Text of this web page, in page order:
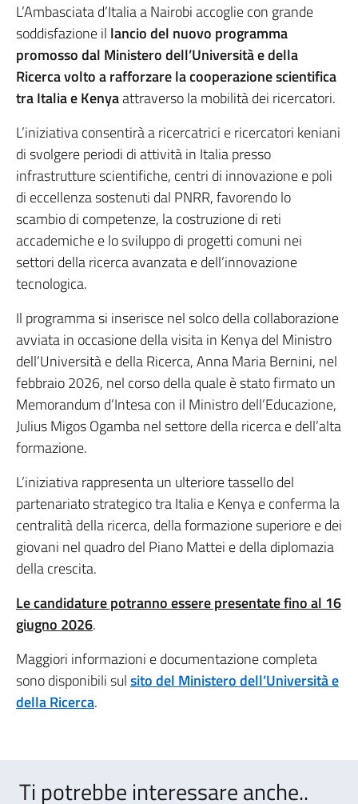
L’Ambasciata d’Italia a Nairobi accoglie con grande
soddisfazione il lancio del nuovo programma
promosso dal Ministero dell’Università e della
Ricerca volto a rafforzare la cooperazione scientifica
tra Italia e Kenyaattraverso la mobilità dei ricercatori.
L’iniziativa consentirà a ricercatrici e ricercatori keniani
di svolgere periodi di attività in Italia presso
infrastrutture scientifiche, centri di innovazione e poli
di eccellenza sostenuti dal PNRR, favorendo lo
scambio di competenze, la costruzione di reti
accademiche e lo sviluppo di progetti comuni nei
settori della ricerca avanzata e dell’innovazione
tecnologica.
Il programma si inserisce nel solco della collaborazione
avviata in occasione della visita in Kenya del Ministro
dell’Università e della Ricerca, Anna Maria Bernini, nel
febbraio 2026, nel corso della quale è stato firmato un
Memorandum d’Intesa con il Ministro dell’Educazione,
Julius Migos Ogamba nel settore della ricerca e dell’alta
formazione.
L’iniziativa rappresenta un ulteriore tassello del
partenariato strategico tra Italia e Kenya e conferma la
centralità della ricerca, della formazione superiore e dei
giovani nel quadro del Piano Mattei e della diplomazia
della crescita.
Le candidature potranno essere presentate fino al 16
giugno 2026.
Maggiori informazioni e documentazione completa
sono disponibili sulsito del Ministero dell’Università e
della Ricerca.
Ti potrebbe interessare anche..